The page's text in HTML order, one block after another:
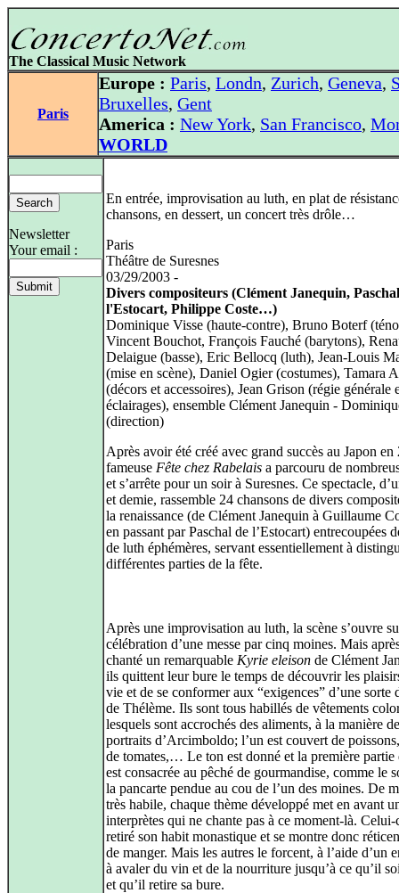
The Classical Music Network
Paris
Europe : Paris, Londn, Zurich, Geneva,
Bruxelles, Gent
America : New York, San Francisco,
WORLD
Newsletter
Your email :
En entrée, improvisation au luth, en plat de
chansons, en dessert, un concert très drôle…
Paris
Théâtre de Suresnes
03/29/2003 -
Divers compositeurs (Clément Janequin,
l'Estocart, Philippe Coste…)
Dominique Visse (haute-contre), Bruno Boterf
Vincent Bouchot, François Fauché (barytons),
Delaigue (basse), Eric Bellocq (luth), Jean-Louis
(mise en scène), Daniel Ogier (costumes), Tamara
(décors et accessoires), Jean Grison (régie générale
éclairages), ensemble Clément Janequin -
(direction)
Après avoir été créé avec grand succès au Japon en
fameuse Fête chez Rabelais a parcouru de
et s’arrête pour un soir à Suresnes. Ce spectacle,
et demie, rassemble 24 chansons de divers
la renaissance (de Clément Janequin à Guillaume
en passant par Paschal de l’Estocart) entrecoupées
de luth éphémères, servant essentiellement à
différentes parties de la fête.
Après une improvisation au luth, la scène s’ouvre
célébration d’une messe par cinq moines. Mais
chanté un remarquable Kyrie eleison de Clément
ils quittent leur bure le temps de découvrir les
vie et de se conformer aux “exigences” d’une sorte
de Thélème. Ils sont tous habillés de vêtements
lesquels sont accrochés des aliments, à la manière
portraits d’Arcimboldo; l’un est couvert de
de tomates,… Le ton est donné et la première partie
est consacrée au pêché de gourmandise, comme le
la pancarte pendue au cou de l’un des moines. De
très habile, chaque thème développé met en avant
interprètes qui ne chante pas à ce moment-là. Celui-
retiré son habit monastique et se montre donc
de manger. Mais les autres le forcent, à l’aide d’un
à avaler du vin et de la nourriture jusqu’à ce qu’il
et qu’il retire sa bure.